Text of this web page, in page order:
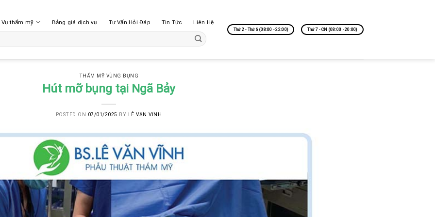
Vụ thẩm mỹ Bảng giá dịch vụ Tư Vấn Hỏi Đáp Tin Tức Liên Hệ
Thứ 2 - Thứ 6 (08:00 - 22:00) Thứ 7 - CN (08:00 - 20:00)
THẨM MỸ VÙNG BỤNG
Hút mỡ bụng tại Ngã Bảy
POSTED ON 07/01/2025 BY LÊ VĂN VĨNH